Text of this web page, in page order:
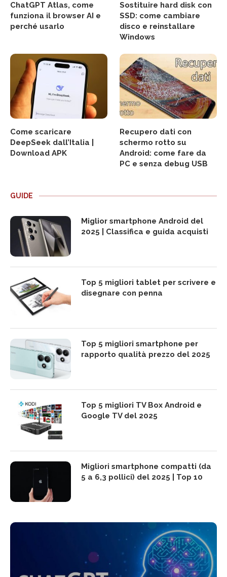
ChatGPT Atlas, come
funziona il browser AI e
perché usarlo
Sostituire hard disk con
SSD: come cambiare
disco e reinstallare
Windows
Come scaricare
DeepSeek dall’Italia |
Download APK
Recupero dati con
schermo rotto su
Android: come fare da
PC e senza debug USB
GUIDE
Miglior smartphone Android del
2025 | Classifica e guida acquisti
Top 5 migliori tablet per scrivere e
disegnare con penna
Top 5 migliori smartphone per
rapporto qualità prezzo del 2025
Top 5 migliori TV Box Android e
Google TV del 2025
Migliori smartphone compatti (da
5 a 6,3 pollici) del 2025 | Top 10